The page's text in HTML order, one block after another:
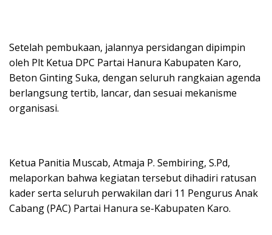
Setelah pembukaan, jalannya persidangan dipimpin
oleh Plt Ketua DPC Partai Hanura Kabupaten Karo,
Beton Ginting Suka, dengan seluruh rangkaian agenda
berlangsung tertib, lancar, dan sesuai mekanisme
organisasi.
Ketua Panitia Muscab, Atmaja P. Sembiring, S.Pd,
melaporkan bahwa kegiatan tersebut dihadiri ratusan
kader serta seluruh perwakilan dari 11 Pengurus Anak
Cabang (PAC) Partai Hanura se-Kabupaten Karo.